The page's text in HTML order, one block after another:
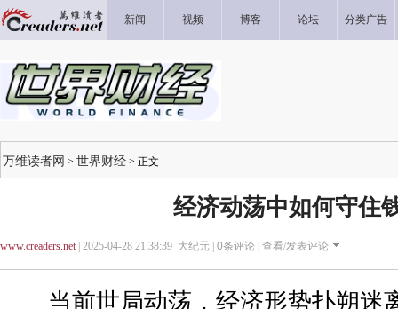
新闻 视频 博客 论坛 分类广告
万维读者网 > 世界财经 > 正文
经济动荡中如何守住
www.creaders.net| 2025-04-28 21:38:39 大纪元 | 0条评论 | 查看/发表评论
当前世局动荡，经济形势扑朔迷